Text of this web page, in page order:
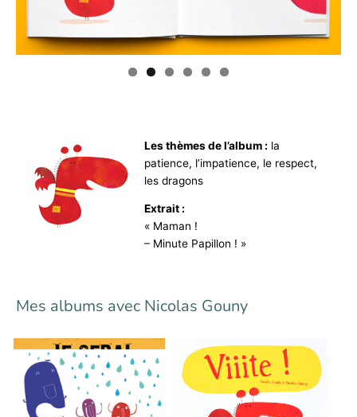
Les thèmes de l’album : la
patience, l’impatience, le respect,
les dragons
Extrait :
« Maman !
– Minute Papillon ! »
Mes albums avec Nicolas Gouny